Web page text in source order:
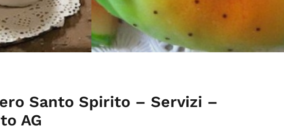
Santo Spirito – Servizi –
AG